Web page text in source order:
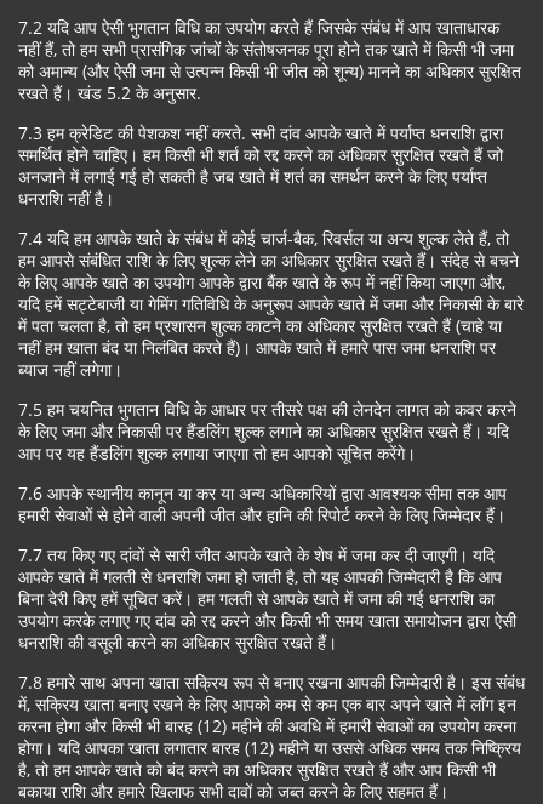
7.2 यदि आप ऐसी भुगतान विधि का उपयोग करते हैं जिसके संबंध में आप खाताधारक
नहीं हैं, तो हम सभी प्रासंगिक जांचों के संतोषजनक पूरा होने तक खाते में किसी भी जमा
को अमान्य (और ऐसी जमा से उत्पन्न किसी भी जीत को शून्य) मानने का अधिकार सुरक्षित
रखते हैं। खंड 5.2 के अनुसार.
7.3 हम क्रेडिट की पेशकश नहीं करते. सभी दांव आपके खाते में पर्याप्त धनराशि द्वारा
समर्थित होने चाहिए। हम किसी भी शर्त को रद्द करने का अधिकार सुरक्षित रखते हैं जो
अनजाने में लगाई गई हो सकती है जब खाते में शर्त का समर्थन करने के लिए पर्याप्त
धनराशि नहीं है।
7.4 यदि हम आपके खाते के संबंध में कोई चार्ज-बैक, रिवर्सल या अन्य शुल्क लेते हैं, तो
हम आपसे संबंधित राशि के लिए शुल्क लेने का अधिकार सुरक्षित रखते हैं। संदेह से बचने
के लिए आपके खाते का उपयोग आपके द्वारा बैंक खाते के रूप में नहीं किया जाएगा और,
यदि हमें सट्टेबाजी या गेमिंग गतिविधि के अनुरूप आपके खाते में जमा और निकासी के बारे
में पता चलता है, तो हम प्रशासन शुल्क काटने का अधिकार सुरक्षित रखते हैं (चाहे या
नहीं हम खाता बंद या निलंबित करते हैं)। आपके खाते में हमारे पास जमा धनराशि पर
ब्याज नहीं लगेगा।
7.5 हम चयनित भुगतान विधि के आधार पर तीसरे पक्ष की लेनदेन लागत को कवर करने
के लिए जमा और निकासी पर हैंडलिंग शुल्क लगाने का अधिकार सुरक्षित रखते हैं। यदि
आप पर यह हैंडलिंग शुल्क लगाया जाएगा तो हम आपको सूचित करेंगे।
7.6 आपके स्थानीय कानून या कर या अन्य अधिकारियों द्वारा आवश्यक सीमा तक आप
हमारी सेवाओं से होने वाली अपनी जीत और हानि की रिपोर्ट करने के लिए जिम्मेदार हैं।
7.7 तय किए गए दांवों से सारी जीत आपके खाते के शेष में जमा कर दी जाएगी। यदि
आपके खाते में गलती से धनराशि जमा हो जाती है, तो यह आपकी जिम्मेदारी है कि आप
बिना देरी किए हमें सूचित करें। हम गलती से आपके खाते में जमा की गई धनराशि का
उपयोग करके लगाए गए दांव को रद्द करने और किसी भी समय खाता समायोजन द्वारा ऐसी
धनराशि की वसूली करने का अधिकार सुरक्षित रखते हैं।
7.8 हमारे साथ अपना खाता सक्रिय रूप से बनाए रखना आपकी जिम्मेदारी है। इस संबंध
में, सक्रिय खाता बनाए रखने के लिए आपको कम से कम एक बार अपने खाते में लॉग इन
करना होगा और किसी भी बारह (12) महीने की अवधि में हमारी सेवाओं का उपयोग करना
होगा। यदि आपका खाता लगातार बारह (12) महीने या उससे अधिक समय तक निष्क्रिय
है, तो हम आपके खाते को बंद करने का अधिकार सुरक्षित रखते हैं और आप किसी भी
बकाया राशि और हमारे खिलाफ सभी दावों को जब्त करने के लिए सहमत हैं।